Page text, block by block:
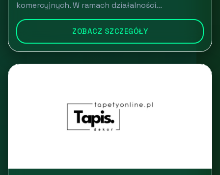
komercyjnych. W ramach działalności...
ZOBACZ SZCZEGÓŁY